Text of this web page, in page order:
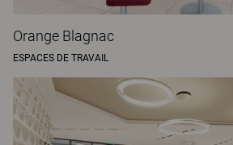
Orange Blagnac
ESPACES DE TRAVAIL